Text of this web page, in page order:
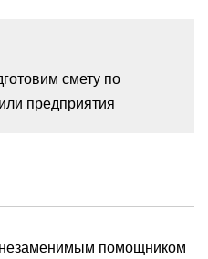
смету по
предприятия
незаменимым помощником